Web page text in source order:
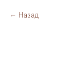
Назад